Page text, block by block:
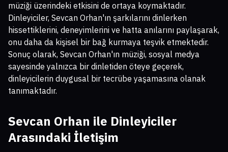
müziği üzerindeki etkisini de ortaya koymaktadır.
Dinleyiciler, Sevcan Orhan'ın şarkılarını dinlerken
hissettiklerini, deneyimlerini ve hatta anılarını paylaşarak,
onu daha da kişisel bir bağ kurmaya teşvik etmektedir.
Sonuç olarak, Sevcan Orhan'ın müziği, sosyal medya
sayesinde yalnızca bir dinletiden öteye geçerek,
dinleyicilerin duygusal bir tecrübe yaşamasına olanak
tanımaktadır.
Sevcan Orhan ile Dinleyiciler
Arasındaki İletişim